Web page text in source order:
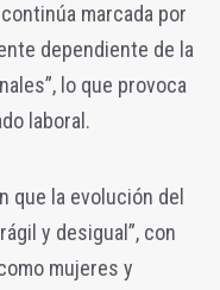
marcada por
dependiente de la
lo que provoca
laboral.
que la evolución del
y desigual”, con
mujeres y